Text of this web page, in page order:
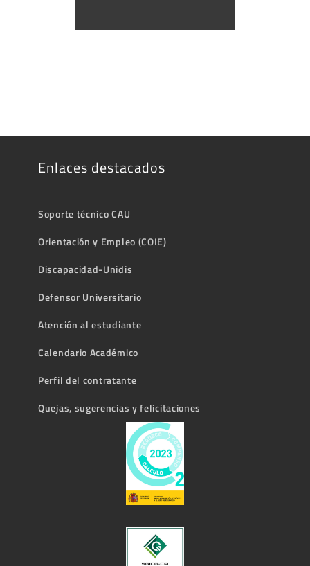
Enlaces destacados
Soporte técnico CAU
Orientación y Empleo (COIE)
Discapacidad-Unidis
Defensor Universitario
Atención al estudiante
Calendario Académico
Perfil del contratante
Quejas, sugerencias y felicitaciones